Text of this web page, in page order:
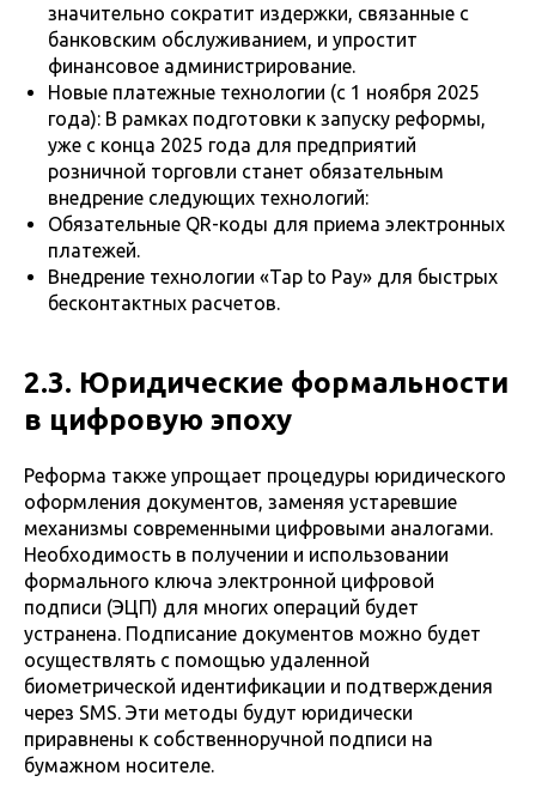
значительно сократит издержки, связанные с
банковским обслуживанием, и упростит
финансовое администрирование.
Новые платежные технологии (с 1 ноября 2025
года): В рамках подготовки к запуску реформы,
уже с конца 2025 года для предприятий
розничной торговли станет обязательным
внедрение следующих технологий:
Обязательные QR-коды для приема электронных
платежей.
Внедрение технологии «Tap to Pay» для быстрых
бесконтактных расчетов.
2.3. Юридические формальности
в цифровую эпоху
Реформа также упрощает процедуры юридического
оформления документов, заменяя устаревшие
механизмы современными цифровыми аналогами.
Необходимость в получении и использовании
формального ключа электронной цифровой
подписи (ЭЦП) для многих операций будет
устранена. Подписание документов можно будет
осуществлять с помощью удаленной
биометрической идентификации и подтверждения
через SMS. Эти методы будут юридически
приравнены к собственноручной подписи на
бумажном носителе.